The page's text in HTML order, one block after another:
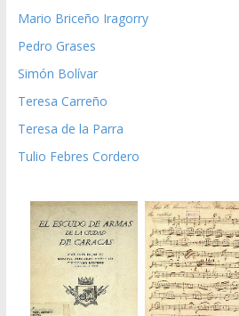
Mario Briceño Iragorry
Pedro Grases
Simón Bolívar
Teresa Carreño
Teresa de la Parra
Tulio Febres Cordero